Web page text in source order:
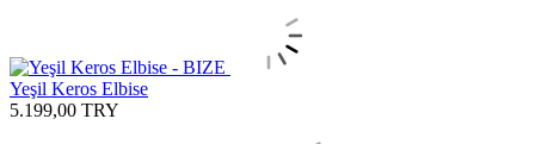
Yeşil Keros Elbise
5.199,00 TRY